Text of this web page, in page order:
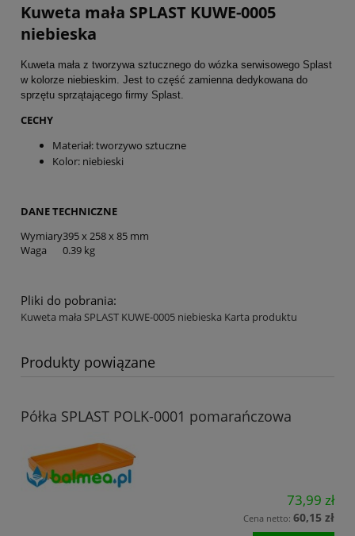
Kuweta mała SPLAST KUWE-0005
niebieska
Kuweta mała z tworzywa sztucznego do wózka serwisowego Splast
w kolorze niebieskim. Jest to część zamienna dedykowana do
sprzętu sprzątającego firmy Splast.
CECHY
Materiał: tworzywo sztuczne
Kolor: niebieski
DANE TECHNICZNE
Wymiary395 x 258 x 85 mm
Waga
0.39 kg
Pliki do pobrania:
Kuweta mała SPLAST KUWE-0005 niebieska Karta produktu
Produkty powiązane
Półka SPLAST POLK-0001 pomarańczowa
73,99 zł
Cena netto: 60,15 zł